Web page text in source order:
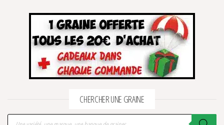
CHERCHER UNE GRAINE
Recherche de produits